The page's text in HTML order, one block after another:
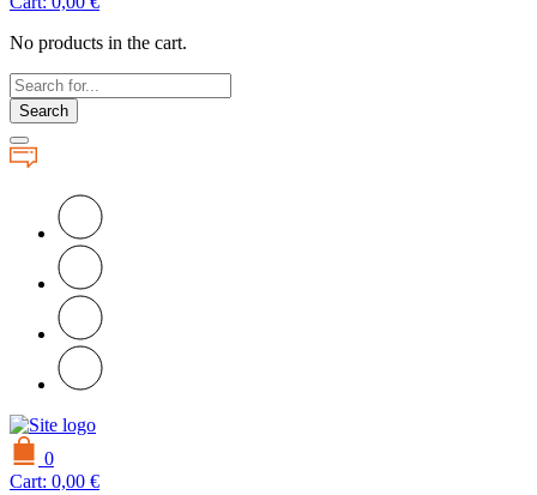
No products in the cart.
Search
0
Cart: 0,00 €